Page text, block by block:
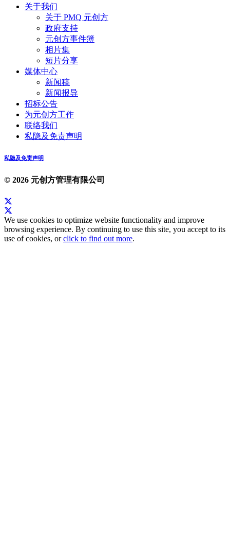
关于我们
关于 PMQ 元创方
政府支持
元创方事件簿
相片集
短片分享
媒体中心
新闻稿
新闻报导
招标公告
为元创方工作
联络我们
私隐及免责声明
私隐及免责声明
© 2026 元创方管理有限公司
We use cookies to optimize website functionality and improve
browsing experience. By continuing to use this site, you accept to its
use of cookies, orclick to find out more.